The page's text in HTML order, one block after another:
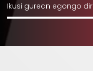
Ikusi gurean egongo